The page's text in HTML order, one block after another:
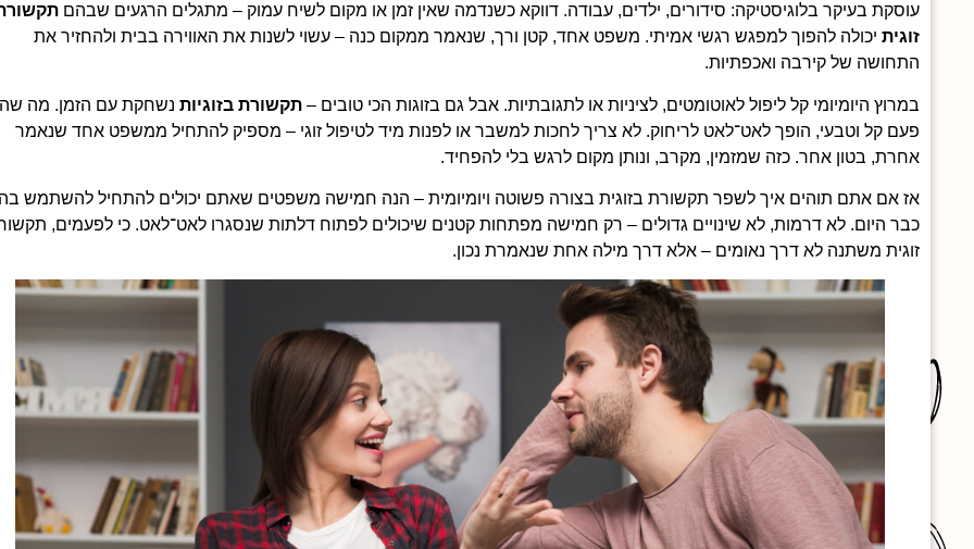
עוסקת בעיקר בלוגיסטיקה: סידורים, ילדים, עבודה. דווקא כשנדמה שאין זמן או מקום לשיח עמוק – מתגלים הרגעים שבהם
זוגית יכולה להפוך למפגש רגשי אמיתי. משפט אחד, קטן ורך, שנאמר ממקום כנה – עשוי לשנות את האווירה בבית ולהחזיר את
התחושה של קירבה ואכפתיות.
במרוץ היומיומי קל ליפול לאוטומטים, לציניות או לתגובתיות. אבל גם בזוגות הכי טובים –תקשורת בזוגיות נשחקת עם הזמן. מה
פעם קל וטבעי, הופך לאט־לאט לריחוק. לא צריך לחכות למשבר או לפנות מיד לטיפול זוגי – מספיק להתחיל ממשפט אחד שנאמר
אחרת, בטון אחר. כזה שמזמין, מקרב, ונותן מקום לרגש בלי להפחיד.
אז אם אתם תוהים איך לשפר תקשורת בזוגית בצורה פשוטה ויומיומית – הנה חמישה משפטים שאתם יכולים להתחיל להשתמש
כבר היום. לא דרמות, לא שינויים גדולים – רק חמישה מפתחות קטנים שיכולים לפתוח דלתות שנסגרו לאט־לאט. כי לפעמים,
זוגית משתנה לא דרך נאומים – אלא דרך מילה אחת שנאמרת נכון.